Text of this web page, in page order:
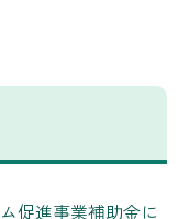
促進事業補助金に